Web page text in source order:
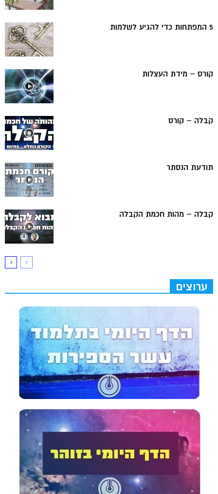
5 המפתחות כדי להגיע לשלמות
קורס – מידת העצלות
קבלה – קורס
תודעת הנסתר
קבלה – מהות חכמת הקבלה
ערוצים